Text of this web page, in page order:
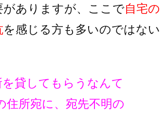
ありますが、 ここで自宅の
を感じる方も多いのではない
貸してもらうなんて
所宛に、宛先不明の